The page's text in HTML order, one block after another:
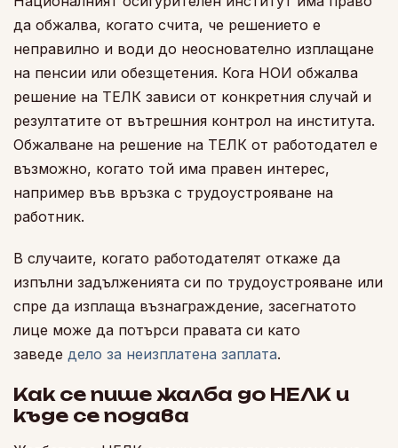
да обжалва, когато счита, че решението е
неправилно и води до неоснователно изплащане
на пенсии или обезщетения. Кога НОИ обжалва
решение на ТЕЛК зависи от конкретния случай и
резултатите от вътрешния контрол на института.
Обжалване на решение на ТЕЛК от работодател е
възможно, когато той има правен интерес,
например във връзка с трудоустрояване на
работник.
В случаите, когато работодателят откаже да
изпълни задълженията си по трудоустрояване или
спре да изплаща възнаграждение, засегнатото
лице може да потърси правата си като
заведе дело за неизплатена заплата.
Как се пише жалба до НЕЛК и
къде се подава